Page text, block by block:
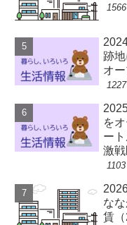
跡
オー
を
ー
激戦
な
賃